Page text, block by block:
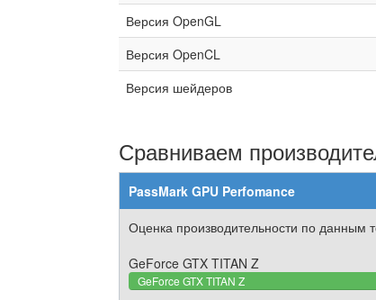
Версия OpenGL
Версия OpenCL
Версия шейдеров
Сравниваем
PassMark GPU Perfomance
Оценка производительности по данным
GeForce GTX TITAN Z
GeForce GTX TITAN Z